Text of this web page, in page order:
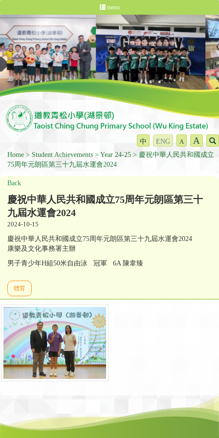
menu
中 ENG A A
Home Student Achievements Year 24-25
慶祝中華人民共和國成立
75周年元朗區第三十九屆水運會2024
Back
慶祝中華人民共和國成立75周年元朗區第三十
九屆水運會2024
2024-10-15
慶祝中華人民共和國成立75周年元朗區第三十九屆水運會2024
康樂及文化事務署主辦
男子青少年H組50米自由泳 冠軍 6A 陳韋臻
體育